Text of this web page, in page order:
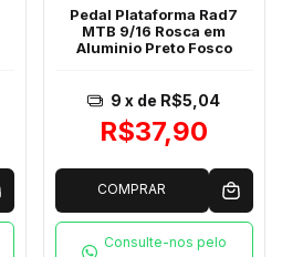
Pedal Plataforma Rad7
MTB 9/16 Rosca em
Aluminio Preto Fosco
R$37,90
9 x de R$5,04
COMPRAR
Consulte-nos pelo